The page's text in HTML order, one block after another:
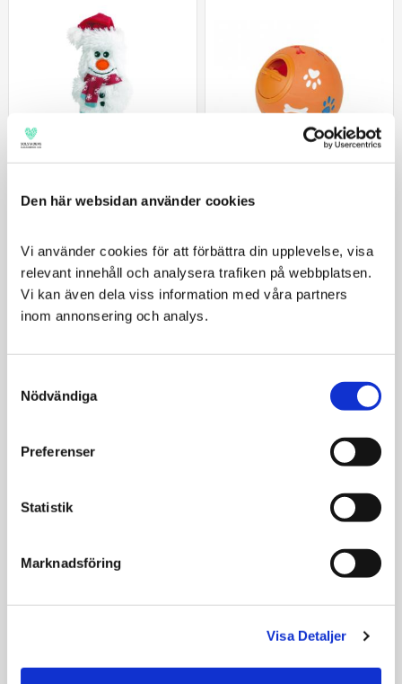
Den här websidan använder cookies
Vi använder cookies för att förbättra din upplevelse, visa
relevant innehåll och analysera trafiken på webbplatsen.
Vi kan även dela viss information med våra partners
inom annonsering och analys.
Selection
Nödvändiga
Preferenser
Statistik
Marknadsföring
Visa Detaljer
Julig kattleksak
69 KR 49KR
Boll Med Ansikte
49KR
hund tillverkade av
kronhjort
63KR